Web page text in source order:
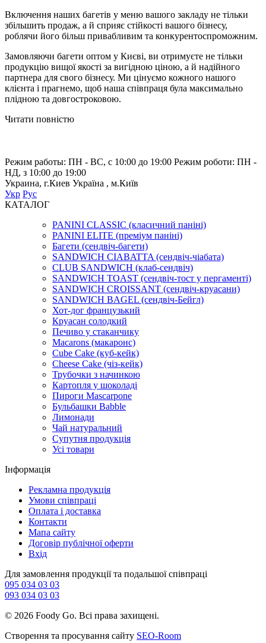
Включення наших багетів у меню вашого закладу не тільки
збільшить продаж, а й сприяє стійкості вашого бізнесу,
роблячи його більш привабливим та конкурентоспроможним.
Замовляючи багети оптом у Києві, ви отримуєте не тільки
продукцію вищої якості за вигідною ціною, а й надійного
партнера для свого бізнесу. Ми цінуємо кожного нашого
клієнта і прагнемо, щоб наша співпраця була максимально
плідною та довгостроковою.
Читати повністю
Режим работы: ПН - ВС, с 10:00 до 19:00 Режим роботи: ПН -
НД, з 10:00 до 19:00
Украина, г.Киев Україна , м.Київ
Укр Рус
КАТАЛОГ
PANINI CLASSIC (класичний паніні)
PANINI ELITE (преміум паніні)
Багети (сендвіч-багети)
SANDWICH CIABATTA (сендвіч-чіабата)
CLUB SANDWICH (клаб-сендвіч)
SANDWICH TOAST (сендвіч-тост у пергаменті)
SANDWICH CROISSANT (сендвіч-круасани)
SANDWICH BAGEL (сендвіч-Бейгл)
Хот-дог французький
Круасан солодкий
Печиво у стаканчику
Macarons (макаронс)
Cube Cake (куб-кейк)
Cheese Cake (чіз-кейк)
Трубочки з начинкою
Картопля у шоколаді
Пироги Mascarpone
Бульбашки Babble
Лимонади
Чай натуральний
Супутня продукція
Усі товари
Інформація
Рекламна продукція
Умови співпраці
Оплата і доставка
Контакти
Мапа сайту
Договір публічної оферти
Вхід
Для замовлення продукції та подальшої співпраці
095 034 03 03
093 034 03 03
© 2026 Foody Go. Всі права захищені.
Створення та просування сайту SEO-Room